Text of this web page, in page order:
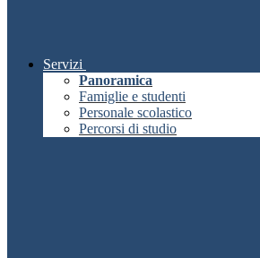
Servizi
Panoramica
Famiglie e studenti
Personale scolastico
Percorsi di studio